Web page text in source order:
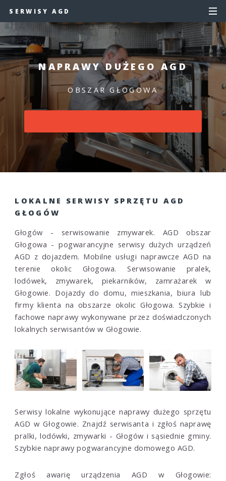
SERWISY AGD
NAPRAWY DUŻEGO AGD
OBSZAR GŁOGOWA
LOKALNE SERWISY SPRZĘTU AGD
GŁOGÓW
Głogów - serwisowanie zmywarek. AGD obszar
Głogowa - pogwarancyjne serwisy dużych urządzeń
AGD z dojazdem. Mobilne usługi naprawcze AGD na
terenie okolic Głogowa. Serwisowanie pralek,
lodówek, zmywarek, piekarników, zamrażarek w
Głogowie. Dojazdy do domu, mieszkania, biura lub
firmy klienta na obszarze okolic Głogowa. Szybkie i
fachowe naprawy wykonywane przez doświadczonych
lokalnych serwisantów w Głogowie.
Serwisy lokalne wykonujące naprawy dużego sprzętu
AGD w Głogowie. Znajdź serwisanta i zgłoś naprawę
pralki, lodówki, zmywarki - Głogów i sąsiednie gminy.
Szybkie naprawy pogwarancyjne domowego AGD.
Zgłoś awarię urządzenia AGD w Głogowie: